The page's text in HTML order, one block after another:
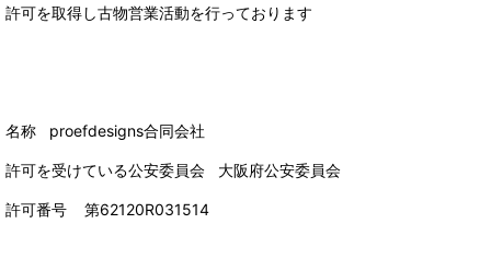
許可を取得し古物営業活動を行っております
名称 proefdesigns合同会社
許可を受けている公安委員会 大阪府公安委員会
許可番号 第62120R031514